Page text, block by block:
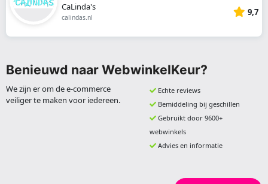
CaLinda's
calindas.nl 9,7
Benieuwd naar WebwinkelKeur?
We zijn er om de e-commerce
veiliger te maken voor iedereen.
Echte reviews
Bemiddeling bij geschillen
Gebruikt door 9600+
webwinkels
Advies en informatie